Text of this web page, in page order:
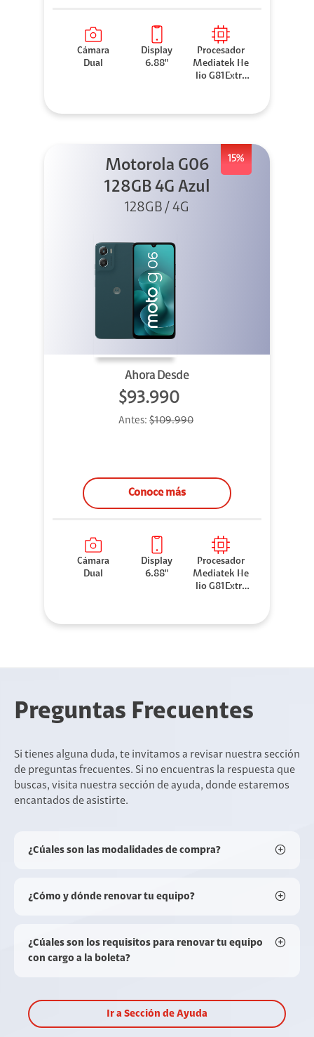
Cámara
Dual
Display
6.88"
Procesador
Mediatek He
lio G81Extre
15%
Motorola G06
128GB 4G Azul
128GB / 4G
Ahora Desde
$93.990
Antes: $109.990
Conoce más
Cámara
Dual
Display
6.88"
Procesador
Mediatek He
lio G81Extre
Preguntas Frecuentes
Si tienes alguna duda, te invitamos a revisar nuestra sección
de preguntas frecuentes. Si no encuentras la respuesta que
buscas, visita nuestra sección de ayuda, donde estaremos
encantados de asistirte.
¿Cúales son las modalidades de compra?
¿Cómo y dónde renovar tu equipo?
¿Cúales son los requisitos para renovar tu equipo
con cargo a la boleta?
Ir a Sección de Ayuda